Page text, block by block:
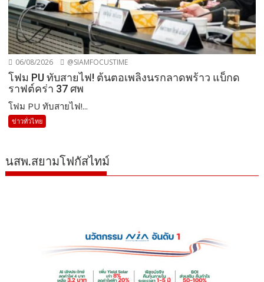
06/08/2026 @SIAMFOCUSTIME
โฟม PU ทับสายไฟ! ต้นตอเพลิงนรกลาดพร้าว แบ็กด
ราฟต์คร่า 37 ศพ
โฟม PU ทับสายไฟ!...
ข่าวทั่วไทย
นสพ.สยามโฟกัสไทม์